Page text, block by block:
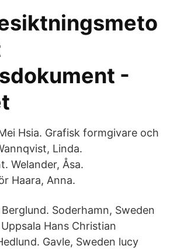
-
Hsia. Grafisk formgivare och
Linda.
Welander, Åsa.
Haara, Anna.
Soderhamn, Sweden
Hans Christian
Gavle, Sweden lucy